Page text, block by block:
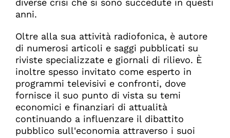
anni.
Oltre alla sua attività radiofonica, è autore
di numerosi articoli e saggi pubblicati su
riviste specializzate e giornali di rilievo. È
inoltre spesso invitato come esperto in
programmi televisivi e confronti, dove
fornisce il suo punto di vista su temi
economici e finanziari di attualità
continuando a influenzare il dibattito
pubblico sull'economia attraverso i suoi